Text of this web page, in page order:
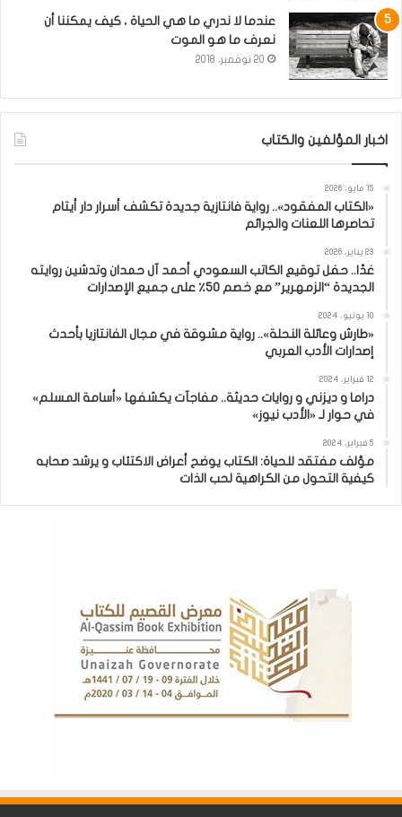
عندما لا ندري ما هي الحياة ، كيف يمكننا أن
نعرف ما هو الموت
20 نوفمبر، 2018
اخبار المؤلفين والكتاب
15 مايو، 2026
«الكتاب المفقود».. رواية فانتازية جديدة تكشف أسرار دار أيتام
تحاصرها اللعنات والجرائم
23 يناير، 2026
غدًا.. حفل توقيع الكاتب السعودي أحمد آل حمدان وتدشين روايته
الجديدة “الزمهرير” مع خصم 50٪ على جميع الإصدارات
10 يونيو، 2024
«طارش وعائلة النحلة».. رواية مشوقة في مجال الفانتازيا بأحدث
إصدارات الأدب العربي
12 فبراير، 2024
دراما و ديزني و روايات حديثة.. مفاجآت يكشفها «أسامة المسلم»
في حوار لـ «الأدب نيوز»
5 فبراير، 2024
مؤلف مفتقد للحياة: الكتاب يوضح أعراض الاكتئاب و يرشد صحابه
كيفية التحول من الكراهية لحب الذات